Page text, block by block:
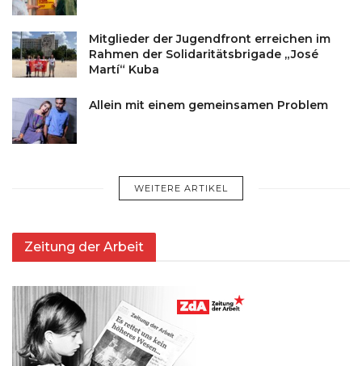
Mitglieder der Jugendfront erreichen im
Rahmen der Solidaritätsbrigade „José
Martí“ Kuba
Allein mit einem gemeinsamen Problem
WEITERE ARTIKEL
Zeitung der Arbeit